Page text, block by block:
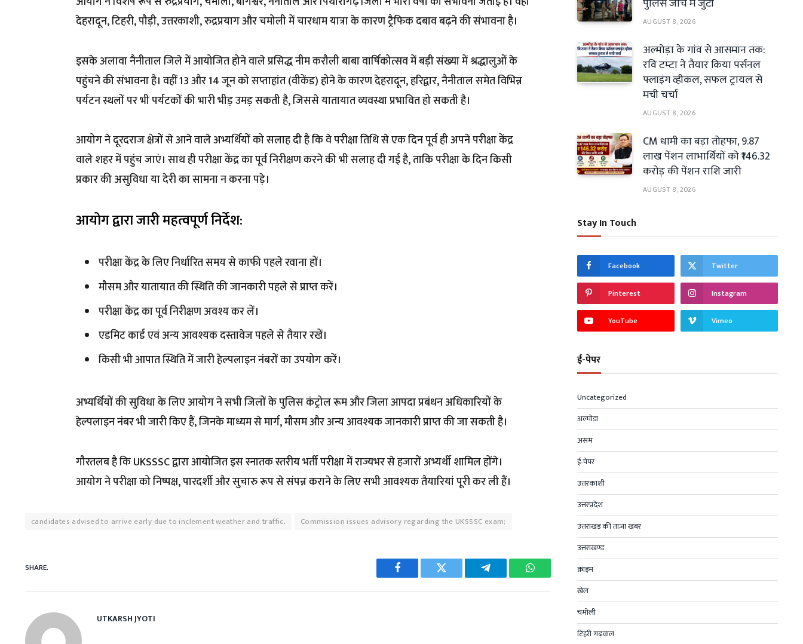
देहरादून, टिहरी, पौड़ी, उत्तरकाशी, रुद्रप्रयाग और चमोली में चारधाम यात्रा के कारण ट्रैफिक दबाव बढ़ने की संभावना है।
इसके अलावा नैनीताल जिले में आयोजित होने वाले प्रसिद्ध नीम करौली बाबा वार्षिकोत्सव में बड़ी संख्या में श्रद्धालुओं के
पहुंचने की संभावना है। वहीं 13 और 14 जून को सप्ताहांत (वीकेंड) होने के कारण देहरादून, हरिद्वार, नैनीताल समेत विभिन्न
पर्यटन स्थलों पर भी पर्यटकों की भारी भीड़ उमड़ सकती है, जिससे यातायात व्यवस्था प्रभावित हो सकती है।
आयोग ने दूरदराज क्षेत्रों से आने वाले अभ्यर्थियों को सलाह दी है कि वे परीक्षा तिथि से एक दिन पूर्व ही अपने परीक्षा केंद्र
वाले शहर में पहुंच जाएं। साथ ही परीक्षा केंद्र का पूर्व निरीक्षण करने की भी सलाह दी गई है, ताकि परीक्षा के दिन किसी
प्रकार की असुविधा या देरी का सामना न करना पड़े।
आयोग द्वारा जारी महत्वपूर्ण निर्देश:
परीक्षा केंद्र के लिए निर्धारित समय से काफी पहले रवाना हों।
मौसम और यातायात की स्थिति की जानकारी पहले से प्राप्त करें।
परीक्षा केंद्र का पूर्व निरीक्षण अवश्य कर लें।
एडमिट कार्ड एवं अन्य आवश्यक दस्तावेज पहले से तैयार रखें।
किसी भी आपात स्थिति में जारी हेल्पलाइन नंबरों का उपयोग करें।
अभ्यर्थियों की सुविधा के लिए आयोग ने सभी जिलों के पुलिस कंट्रोल रूम और जिला आपदा प्रबंधन अधिकारियों के
हेल्पलाइन नंबर भी जारी किए हैं, जिनके माध्यम से मार्ग, मौसम और अन्य आवश्यक जानकारी प्राप्त की जा सकती है।
गौरतलब है कि UKSSSC द्वारा आयोजित इस स्नातक स्तरीय भर्ती परीक्षा में राज्यभर से हजारों अभ्यर्थी शामिल होंगे।
आयोग ने परीक्षा को निष्पक्ष, पारदर्शी और सुचारु रूप से संपन्न कराने के लिए सभी आवश्यक तैयारियां पूरी कर ली हैं।
candidates advised to arrive early due to inclement weather and traffic. Commission issues advisory regarding the UKSSSC exam;
SHARE.
Facebook Twitter Telegram WhatsApp
UTKARSH JYOTI
पुलिस जांच में जुटी
AUGUST 8, 2026
अल्मोड़ा के गांव से आसमान तक:
रवि टम्टा ने तैयार किया पर्सनल
फ्लाइंग व्हीकल, सफल ट्रायल से
मची चर्चा
AUGUST 8, 2026
CM धामी का बड़ा तोहफा, 9.87
लाख पेंशन लाभार्थियों को ₹146.32
करोड़ की पेंशन राशि जारी
AUGUST 8, 2026
Stay In Touch
Facebook Twitter
Pinterest Instagram
YouTube Vimeo
ई-पेपर
Uncategorized
अल्मोड़ा
असम
ई-पेपर
उत्तरकाशी
उत्तरप्रदेश
उत्तराखंड की ताज़ा खबर
उत्तराखण्ड
क्राइम
खेल
चमोली
टिहरी गढ़वाल